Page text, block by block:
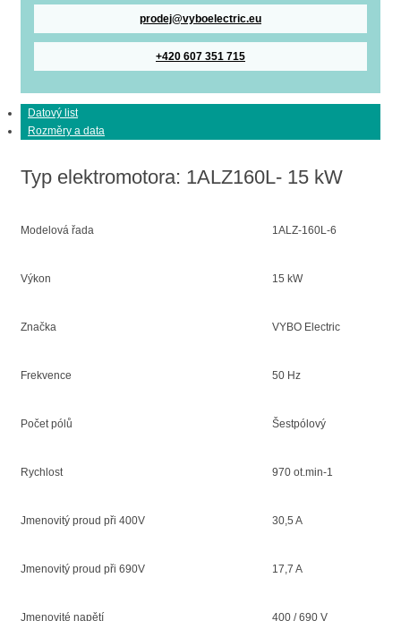
prodej@vyboelectric.eu
+420 607 351 715
Datový list
Rozměry a data
Typ elektromotora: 1ALZ160L- 15 kW
Modelová řada 1ALZ-160L-6
Výkon 15 kW
Značka VYBO Electric
Frekvence 50 Hz
Počet pólů Šestpólový
Rychlost 970 ot.min-1
Jmenovitý proud při 400V 30,5 A
Jmenovitý proud při 690V 17,7 A
Jmenovité napětí 400 / 690 V